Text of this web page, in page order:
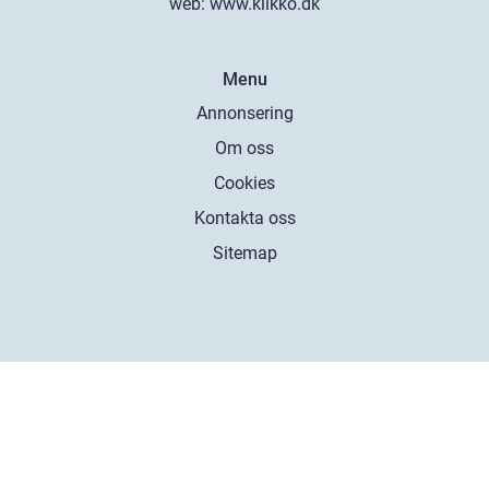
Menu
Annonsering
Om oss
Cookies
Kontakta oss
Sitemap